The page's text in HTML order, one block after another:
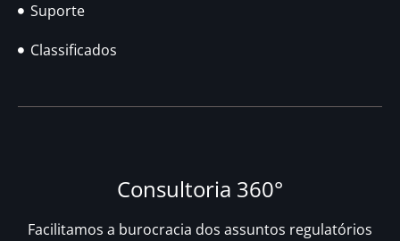
Suporte
Classificados
Consultoria 360°
Facilitamos a burocracia dos assuntos regulatórios